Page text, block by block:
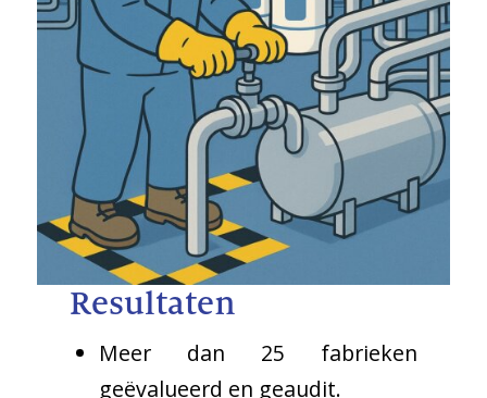
Resultaten
Meer dan 25 fabrieken
geëvalueerd en geaudit.